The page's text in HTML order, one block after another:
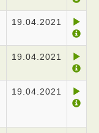
19.04.2021
19.04.2021
19.04.2021